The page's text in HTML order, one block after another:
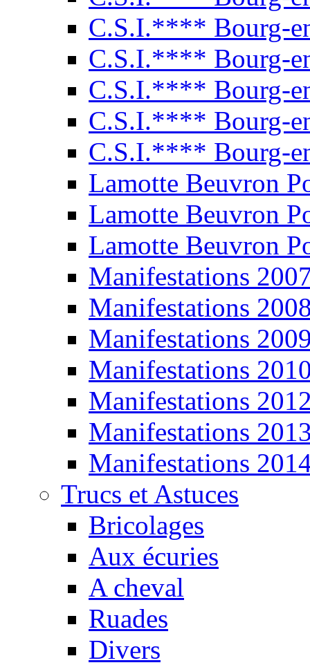
C.S.I.**** Bourg-
C.S.I.**** Bourg-
C.S.I.**** Bourg-
C.S.I.**** Bourg-
C.S.I.**** Bourg-
Lamotte Beuvron
Lamotte Beuvron
Lamotte Beuvron
Manifestations
Manifestations
Manifestations
Manifestations
Manifestations
Manifestations
Manifestations
Trucs et Astuces
Bricolages
Aux écuries
A cheval
Ruades
Divers